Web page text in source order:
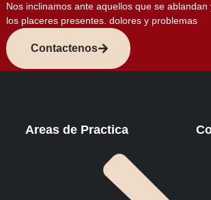
Nos inclinamos ante aquellos que se
los placeres presentes. dolores y problemas
Contactenos
Areas de Practica